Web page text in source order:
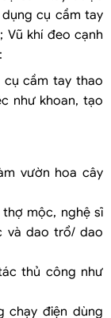
cụ cầm tay
Vũ khí đeo cạnh
cầm tay thao
như khoan, tạo
vườn hoa cây
mộc, nghệ sĩ
và dao trổ/ dao
thủ công như
chạy điện dùng